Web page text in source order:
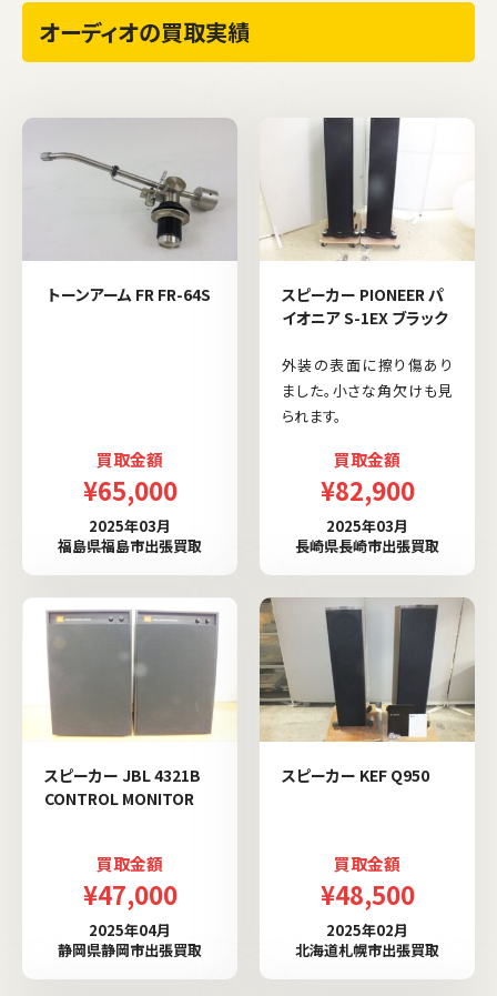
オーディオの買取実績
トーンアーム FR FR-64S
買取金額
¥65,000
2025年03月
福島県福島市出張買取
スピーカー PIONEER パ
イオニア S-1EX ブラック
外装の表面に擦り傷あり
ました。小さな角欠けも見
られます。
買取金額
¥82,900
2025年03月
長崎県長崎市出張買取
スピーカー JBL 4321B
CONTROL MONITOR
買取金額
¥47,000
2025年04月
静岡県静岡市出張買取
スピーカー KEF Q950
買取金額
¥48,500
2025年02月
北海道札幌市出張買取